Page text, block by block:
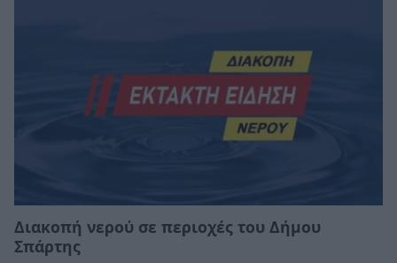
Διακοπή νερού σε περιοχές του Δήμου
Σπάρτης